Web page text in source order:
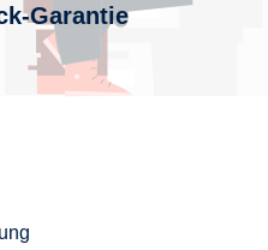
Garantie